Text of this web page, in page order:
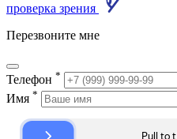
проверка зрения
Перезвоните мне
Телефон *
Имя *